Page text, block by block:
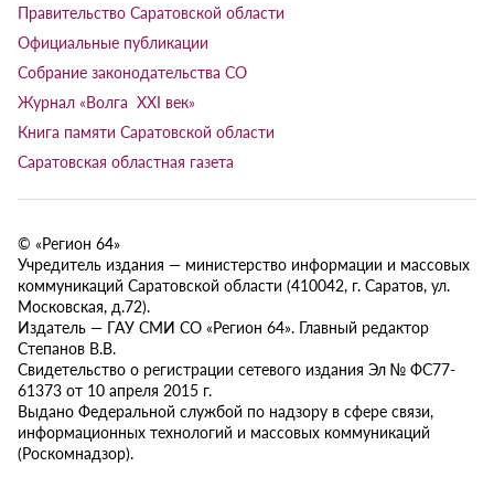
Правительство Саратовской области
Официальные публикации
Собрание законодательства СО
Журнал «Волга XXI век»
Книга памяти Саратовской области
Саратовская областная газета
© «Регион 64»
Учредитель издания — министерство информации и массовых
коммуникаций Саратовской области (410042, г. Саратов, ул.
Московская, д.72).
Издатель — ГАУ СМИ СО «Регион 64». Главный редактор
Степанов В.В.
Свидетельство о регистрации сетевого издания Эл № ФС77-
61373 от 10 апреля 2015 г.
Выдано Федеральной службой по надзору в сфере связи,
информационных технологий и массовых коммуникаций
(Роскомнадзор).